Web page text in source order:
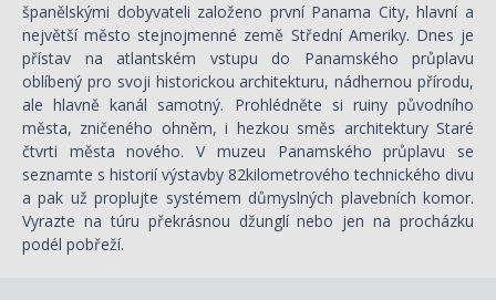
španělskými dobyvateli založeno první Panama City, hlavní a
největší město stejnojmenné země Střední Ameriky. Dnes je
přístav na atlantském vstupu do Panamského průplavu
oblíbený pro svoji historickou architekturu, nádhernou přírodu,
ale hlavně kanál samotný. Prohlédněte si ruiny původního
města, zničeného ohněm, i hezkou směs architektury Staré
čtvrti města nového. V muzeu Panamského průplavu se
seznamte s historií výstavby 82kilometrového technického divu
a pak už proplujte systémem důmyslných plavebních komor.
Vyrazte na túru překrásnou džunglí nebo jen na procházku
podél pobřeží.